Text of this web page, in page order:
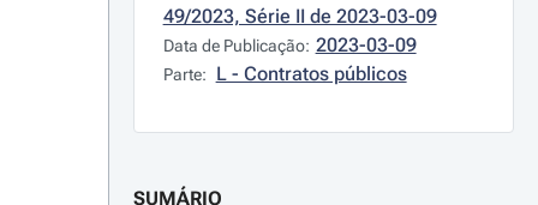
49/2023, Série II de 2023-03-09
Data de Publicação: 2023-03-09
Parte: L - Contratos públicos
SUMÁRIO